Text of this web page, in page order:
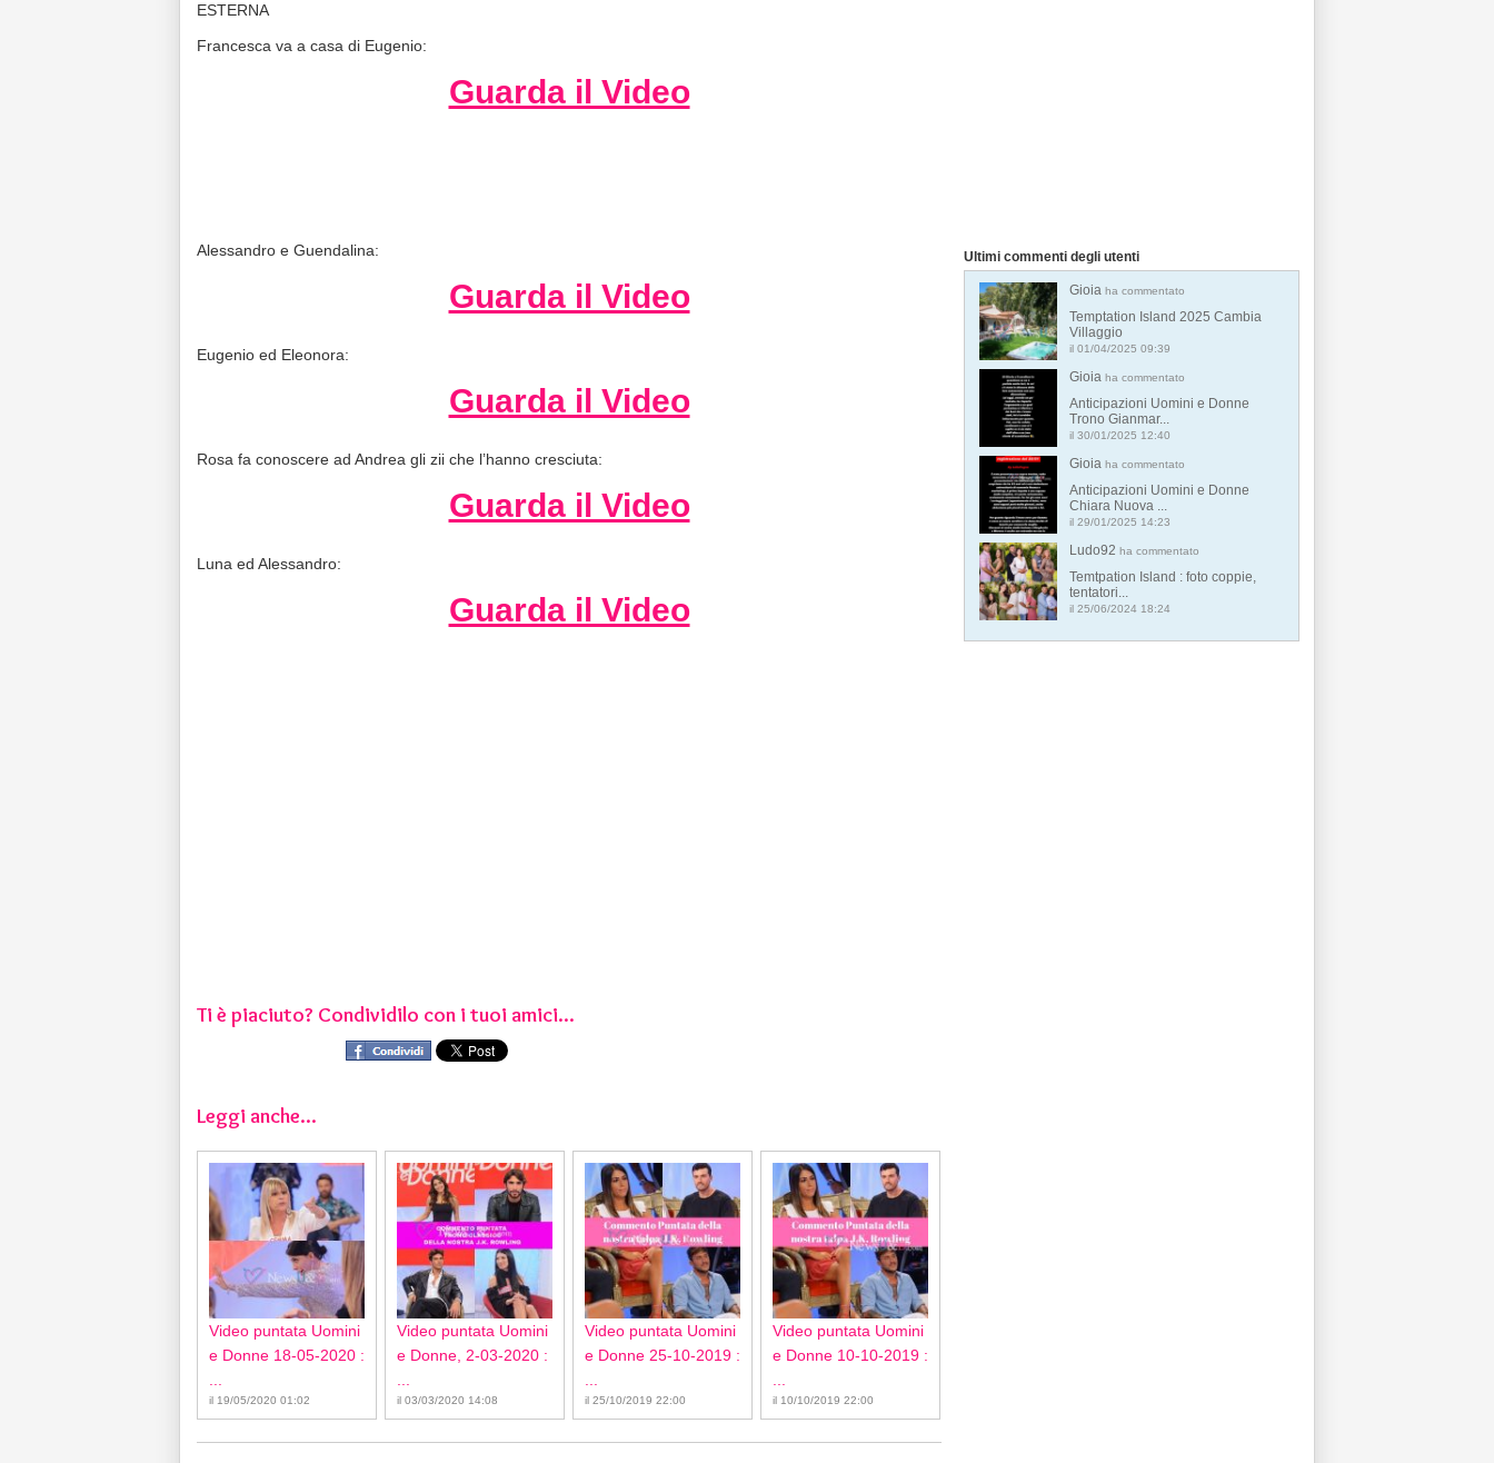
ESTERNA
Francesca va a casa di Eugenio:
Guarda il Video
Alessandro e Guendalina:
Guarda il Video
Eugenio ed Eleonora:
Guarda il Video
Rosa fa conoscere ad Andrea gli zii che l’hanno cresciuta:
Guarda il Video
Luna ed Alessandro:
Guarda il Video
Ti è piaciuto? Condividilo con i tuoi amici...
Leggi anche...
Video puntata Uomini
e Donne 18-05-2020 :
il 19/05/2020 01:02
Video puntata Uomini
e Donne, 2-03-2020 :
il 03/03/2020 14:08
Video puntata Uomini
e Donne 25-10-2019 :
il 25/10/2019 22:00
Video puntata Uomini
e Donne 10-10-2019 :
il 10/10/2019 22:00
Ultimi commenti degli utenti
Gioia ha commentato
Temptation Island 2025 Cambia
Villaggio
il 01/04/2025 09:39
Gioia ha commentato
Anticipazioni Uomini e Donne
Trono Gianmar...
il 30/01/2025 12:40
Gioia ha commentato
Anticipazioni Uomini e Donne
Chiara Nuova ...
il 29/01/2025 14:23
Ludo92 ha commentato
Temtpation Island : foto coppie,
tentatori...
il 25/06/2024 18:24